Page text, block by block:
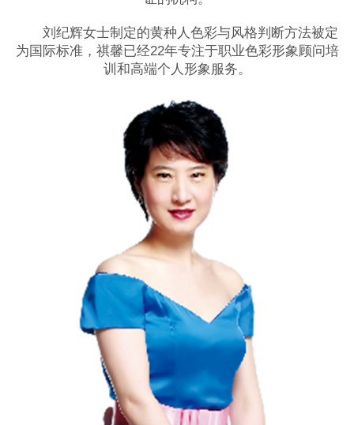
刘纪辉女士制定的黄种人色彩与风格判断方法被定
为国际标准，祺馨已经22年专注于职业色彩形象顾问培
训和高端个人形象服务。